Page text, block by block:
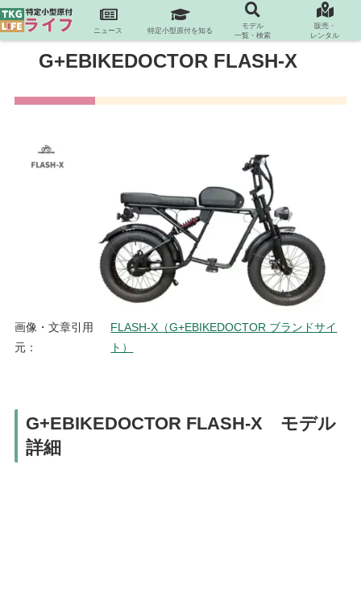
G+EBIKEDOCTOR FLASH-X
画像・文章引用
元：
FLASH-X（G+EBIKEDOCTOR ブランドサイ
ト）
G+EBIKEDOCTOR FLASH-X モデル
詳細
ニュース 特定小型原付を知る
モデル
一覧・検索
販売・
レンタル